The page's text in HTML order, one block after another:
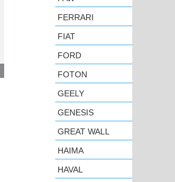
FERRARI
FIAT
FORD
FOTON
GEELY
GENESIS
GREAT WALL
HAIMA
HAVAL